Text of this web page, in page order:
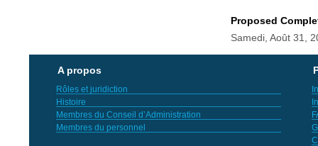
Proposed
Samedi, Août 31,
A propos
Rôles et juridiction
Histoire
Membres du Conseil d’Administration
Membres du personnel